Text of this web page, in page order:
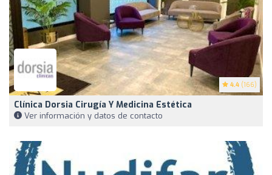
4.4 (166)
Clínica Dorsia Cirugía Y Medicina Estética
Ver información y datos de contacto